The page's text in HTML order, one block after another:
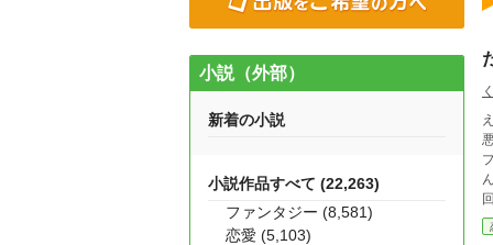
悪役令嬢
んが現る！
小説（外部）
新着の小説
小説作品すべて (22,263)
ファンタジー (8,581)
恋愛 (5,103)